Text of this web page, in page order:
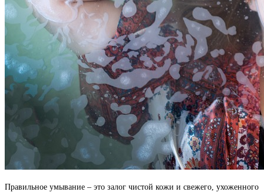
Правильное умывание – это залог чистой кожи и свежего, ухоженного